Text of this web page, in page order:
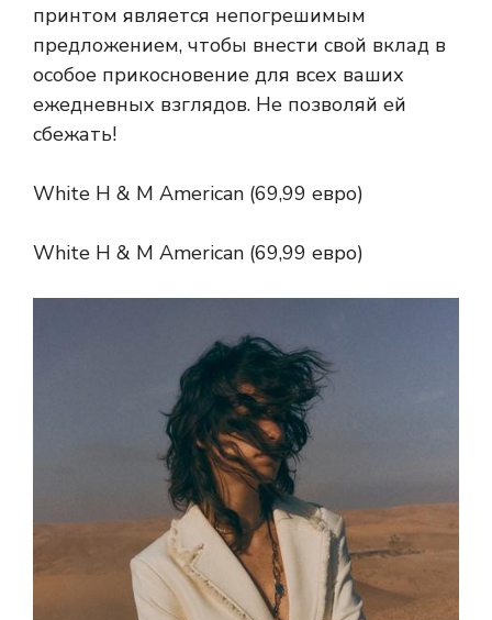
принтом является непогрешимым
предложением, чтобы внести свой вклад в
особое прикосновение для всех ваших
ежедневных взглядов. Не позволяй ей
сбежать!
White H & M American (69,99 евро)
White H & M American (69,99 евро)